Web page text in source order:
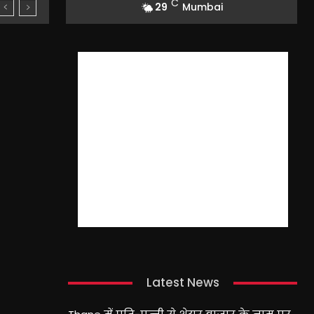
29 C Mumbai
Latest News